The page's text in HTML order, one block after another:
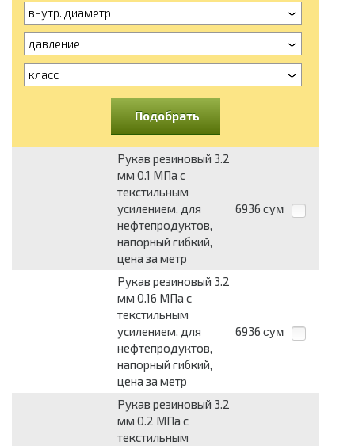
внутр. диаметр
давление
класс
Подобрать
Рукав резиновый 3.2
мм 0.1 МПа с
текстильным
усилением, для
нефтепродуктов,
напорный гибкий,
цена за метр
6936 сум
Рукав резиновый 3.2
мм 0.16 МПа с
текстильным
усилением, для
нефтепродуктов,
напорный гибкий,
цена за метр
6936 сум
Рукав резиновый 3.2
мм 0.2 МПа с
текстильным